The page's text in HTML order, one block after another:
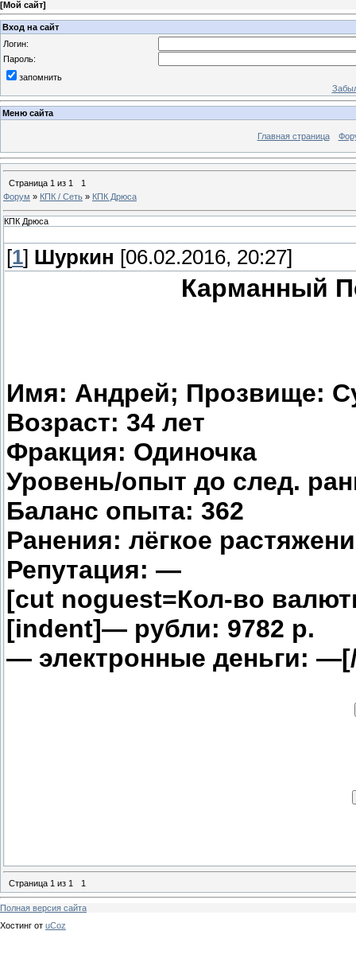
[Мой сайт]
Вход на сайт
Логин:
Пароль:
запомнить
Меню сайта
Главная страница
Страница 1 из 1
1
Форум » КПК / Сеть » КПК Дрюса
КПК Дрюса
[1] Шуркин [06.02.2016, 20:27]
Карманный
Имя: Андрей; Прозвище:
Возраст: 34 лет
Фракция: Одиночка
Уровень/опыт до след.
Баланс опыта: 362
Ранения: лёгкое
Репутация: —
[cut noguest=Кол-во
[indent]— рубли: 9782 р.
— электронные деньги:
Страница 1 из 1 1
Полная версия сайта
Хостинг от uCoz